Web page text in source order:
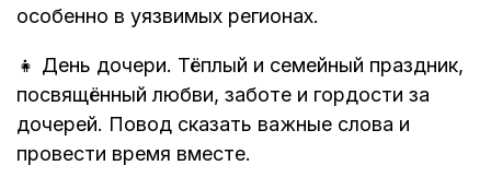
особенно в уязвимых регионах.
👧 День дочери. Тёплый и семейный праздник,
посвящённый любви, заботе и гордости за
дочерей. Повод сказать важные слова и
провести время вместе.